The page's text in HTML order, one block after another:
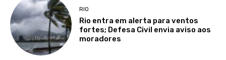
RIO
Rio entra em alerta para ventos
fortes; Defesa Civil envia aviso aos
moradores